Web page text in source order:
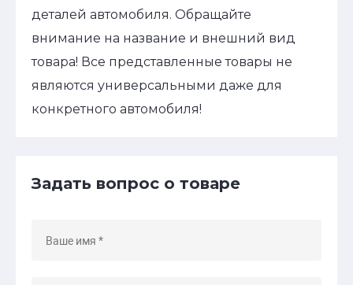
деталей автомобиля. Обращайте
внимание на название и внешний вид
товара! Все представленные товары не
являются универсальными даже для
конкретного автомобиля!
Задать вопрос о товаре